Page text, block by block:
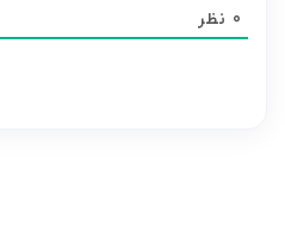
هر
0 نظر